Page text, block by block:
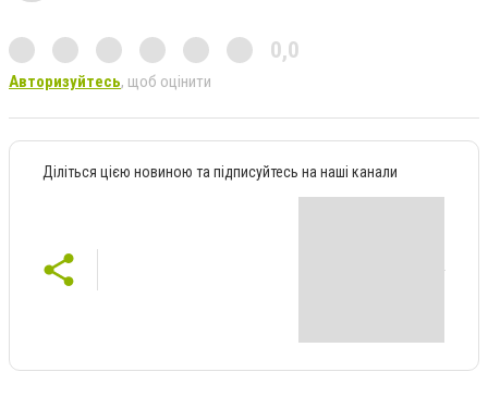
0,0
Авторизуйтесь, щоб оцінити
Діліться цією новиною та підписуйтесь на наші канали